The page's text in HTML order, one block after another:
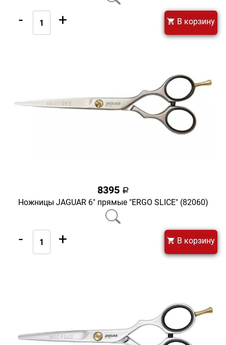
- + В корзину
8395 a
Ножницы JAGUAR 6" прямые "ERGO SLICE" (82060)
- + В корзину